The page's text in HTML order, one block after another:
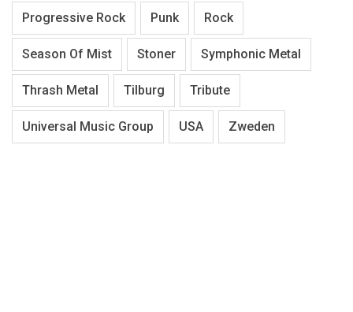
Progressive Rock Punk Rock
Season Of Mist Stoner Symphonic Metal
Thrash Metal Tilburg Tribute
Universal Music Group USA Zweden